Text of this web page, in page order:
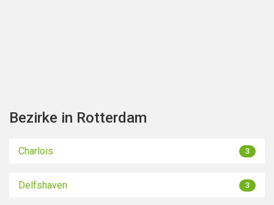
Bezirke in Rotterdam
Charlois 3
Delfshaven 3